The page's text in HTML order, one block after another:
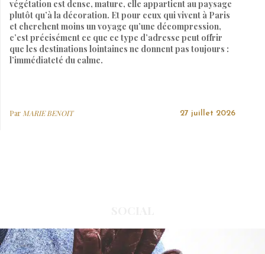
végétation est dense, mature, elle appartient au paysage
plutôt qu’à la décoration. Et pour ceux qui vivent à Paris
et cherchent moins un voyage qu’une décompression,
c’est précisément ce que ce type d’adresse peut offrir
que les destinations lointaines ne donnent pas toujours :
l’immédiateté du calme.
Par MARIE BENOIT 27 juillet 2026